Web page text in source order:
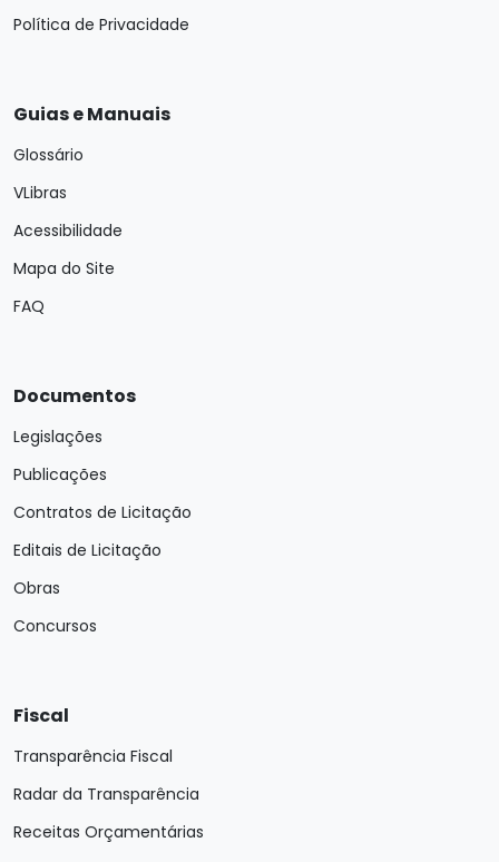
Política de Privacidade
Guias e Manuais
Glossário
VLibras
Acessibilidade
Mapa do Site
FAQ
Documentos
Legislações
Publicações
Contratos de Licitação
Editais de Licitação
Obras
Concursos
Fiscal
Transparência Fiscal
Radar da Transparência
Receitas Orçamentárias